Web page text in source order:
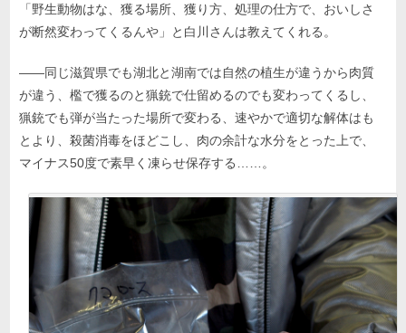
「野生動物はな、獲る場所、獲り方、処理の仕方で、おいしさ
が断然変わってくるんや」と白川さんは教えてくれる。
――同じ滋賀県でも湖北と湖南では自然の植生が違うから肉質
が違う、檻で獲るのと猟銃で仕留めるのでも変わってくるし、
猟銃でも弾が当たった場所で変わる、速やかで適切な解体はも
とより、殺菌消毒をほどこし、肉の余計な水分をとった上で、
マイナス50度で素早く凍らせ保存する……。